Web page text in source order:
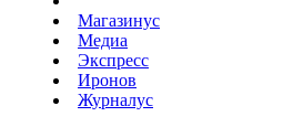
Магазинус
Медиа
Экспресс
Иронов
Журналус